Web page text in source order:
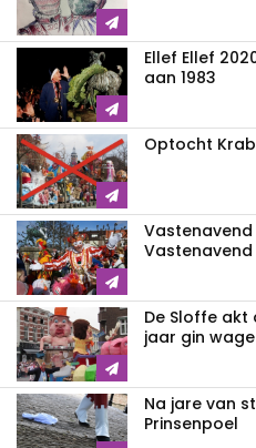
Ellef Ellef
aan 1983
Optocht
De Sloffe akt
jaar gin
Na jare van
Prinsenpoel